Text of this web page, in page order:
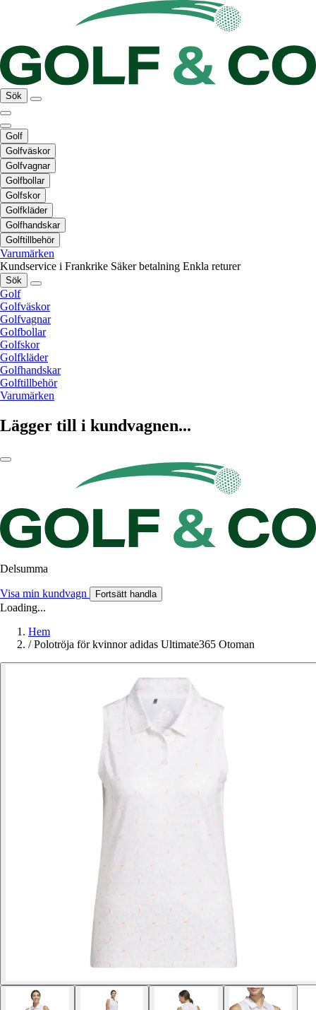
Sök
Golf
Golfväskor
Golfvagnar
Golfbollar
Golfskor
Golfkläder
Golfhandskar
Golftillbehör
Varumärken
Kundservice i Frankrike Säker betalning Enkla returer
Sök
Golf
Golfväskor
Golfvagnar
Golfbollar
Golfskor
Golfkläder
Golfhandskar
Golftillbehör
Varumärken
Lägger till i kundvagnen...
Delsumma
Visa min kundvagn Fortsätt handla
Loading...
Hem
/ Polotröja för kvinnor adidas Ultimate365 Otoman